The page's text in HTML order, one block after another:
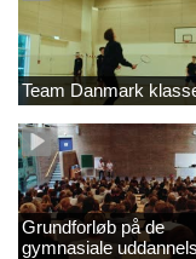
Team Danmark
Grundforløb på de
gymnasiale